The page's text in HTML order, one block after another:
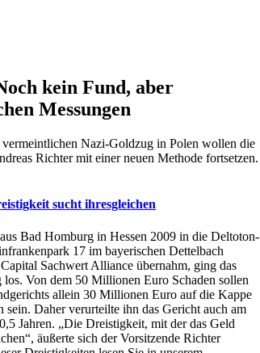
kein Fund, aber
Messungen
Nazi-Goldzug in Polen wollen die
Richter mit einer neuen Methode fortsetzen.
sucht ihresgleichen
Bad Homburg in Hessen 2009 in die Deltoton-
17 im bayerischen Dettelbach
Sachwert Alliance übernahm, ging das
Von dem 50 Millionen Euro Schaden sollen
allein 30 Millionen Euro auf die Kappe
sein. Daher verurteilte ihn das Gericht auch am
Jahren. „Die Dreistigkeit, mit der das Geld
äußerte sich der Vorsitzende Richter